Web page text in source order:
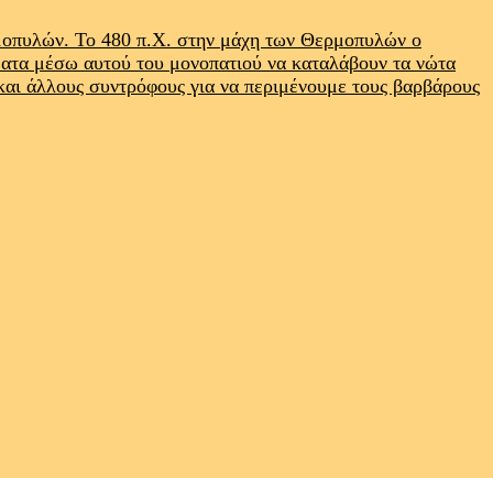
Το 480 π.Χ. στην μάχη των Θερμοπυλών ο
μέσω αυτού του μονοπατιού να καταλάβουν τα νώτα
άλλους συντρόφους για να περιμένουμε τους βαρβάρους